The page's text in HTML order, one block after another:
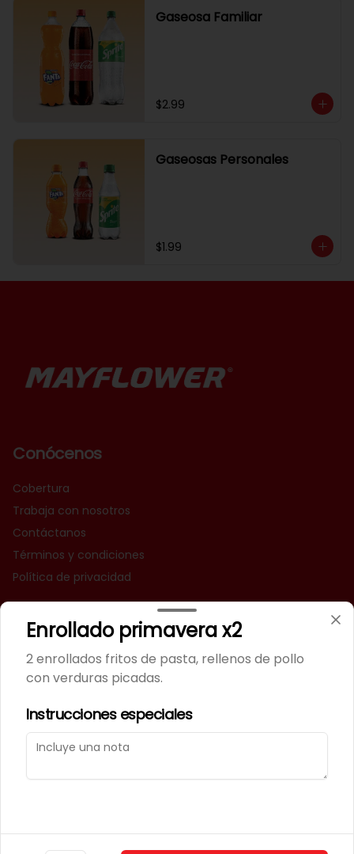
Gaseosa Familiar
$2.99
Gaseosas Personales
$1.99
Conócenos
Cobertura
Trabaja con nosotros
Contáctanos
Términos y condiciones
Política de privacidad
Mi cuenta
Iniciar sesión
Enrollado primavera x2
2 enrollados fritos de pasta, rellenos de pollo
con verduras picadas.
Instrucciones especiales